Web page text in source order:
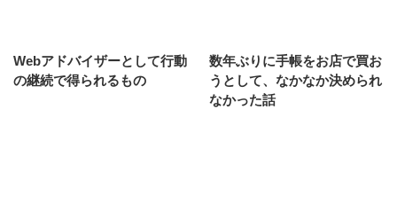
Webアドバイザーとして行動
の継続で得られるもの
数年ぶりに手帳をお店で買お
うとして、なかなか決められ
なかった話